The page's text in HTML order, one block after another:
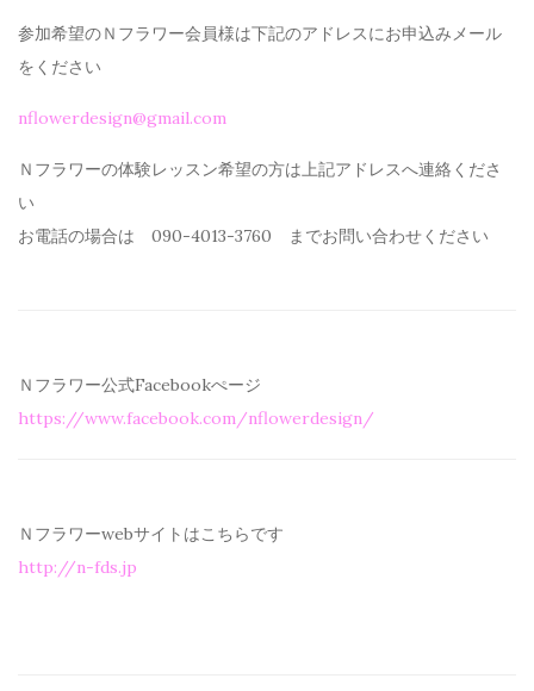
参加希望のＮフラワー会員様は下記のアドレスにお申込みメール
を ください
nflowerdesign@gmail.com
Ｎフラワーの体験レッスン希望の方は上記アドレスへ連絡くださ
い
お電話の場合は 090-4013-3760 までお問い合わせください
Ｎフラワー公式Facebookぺージ
https://www.facebook.com/nflowerdesign/
Ｎフラワーwebサイトはこちらです
http://n-fds.jp